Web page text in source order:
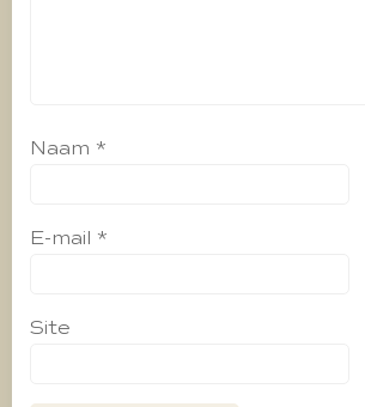
Naam *
E-mail *
Site